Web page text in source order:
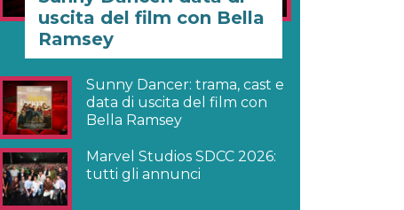
uscita del film con Bella
Ramsey
Sunny Dancer: trama, cast e
data di uscita del film con
Bella Ramsey
Marvel Studios SDCC 2026:
tutti gli annunci